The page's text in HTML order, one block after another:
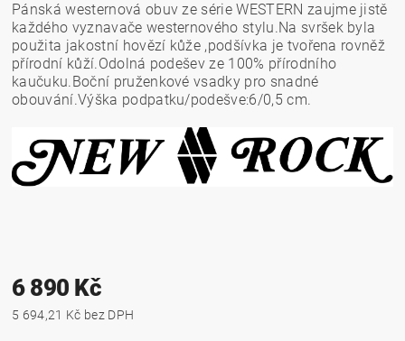
Pánská westernová obuv ze série WESTERN zaujme jistě
každého vyznavače westernového stylu.Na svršek byla
použita jakostní hovězí kůže ,podšívka je tvořena rovněž
přírodní kůží.Odolná podešev ze 100% přírodního
kaučuku.Boční pruženkové vsadky pro snadné
obouvání.Výška podpatku/podešve:6/0,5 cm.
6 890 Kč
5 694,21 Kč bez DPH